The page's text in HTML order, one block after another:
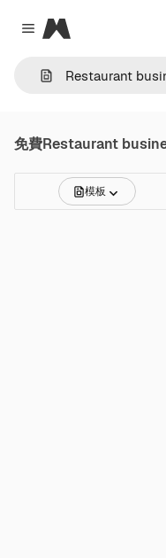
Close menu
Magnific
免費Restaurant
模板